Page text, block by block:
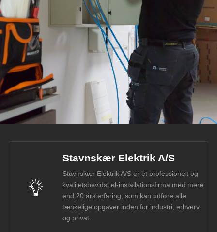
Stavnskær Elektrik A/S
Stavnskær Elektrik A/S er et professionelt og
kvalitetsbevidst el-installationsfirma med mere
end 20 års erfaring, som kan udføre alle
tænkelige opgaver inden for industri, erhverv
og privat.